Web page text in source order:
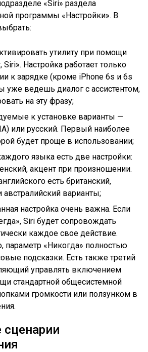
«Siri» раздела
программы «Настройки». В
утилиту при помощи
Настройка работает только
к зарядке (кроме iPhone 6s и 6s
уже ведешь диалог с ассистентом,
на эту фразу;
к установке варианты —
или русский. Первый наиболее
будет проще в использовании;
языка есть две настройки:
акцент при произношении.
есть британский,
австралийский варианты;
настройка очень важна. Если
Siri будет сопровождать
каждое свое действие.
параметр «Никогда» полностью
подсказки. Есть также третий
управлять включением
стандартной общесистемной
громкости или ползунком в